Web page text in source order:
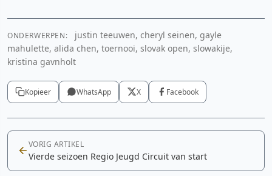
ONDERWERPEN:
justin teeuwen, cheryl seinen, gayle
mahulette, alida chen, toernooi, slovak open, slowakije,
kristina gavnholt
Kopieer WhatsApp X Facebook
VORIG ARTIKEL
Vierde seizoen Regio Jeugd Circuit van start